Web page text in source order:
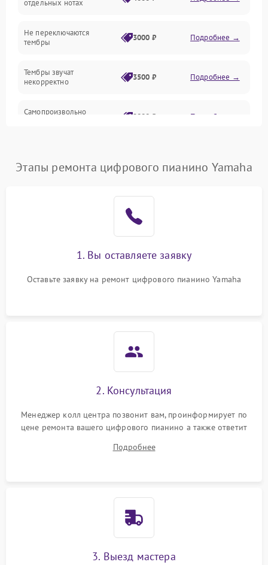
Аудио
Оптика
отдельных нотах
Не переключаются
тембры
3000 ₽ Подробнее →
Тембры звучат
некорректно
3500 ₽ Подробнее →
Самопроизвольно
2800 ₽ Подробнее →
Этапы ремонта цифрового пианино Yamaha
1. Вы оставляете заявку
Оставьте заявку на ремонт цифрового пианино Yamaha
2. Консультация
Менеджер колл центра позвонит вам, проинформирует по
цене ремонта вашего цифрового пианино а также ответит
Подробнее
3. Выезд мастера